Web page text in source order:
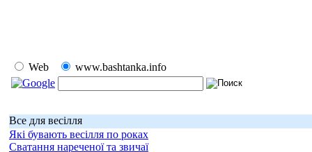
Web www.bashtanka.info
Все для весілля
Які бувають весілля по роках
Сватання нареченої та звичаї